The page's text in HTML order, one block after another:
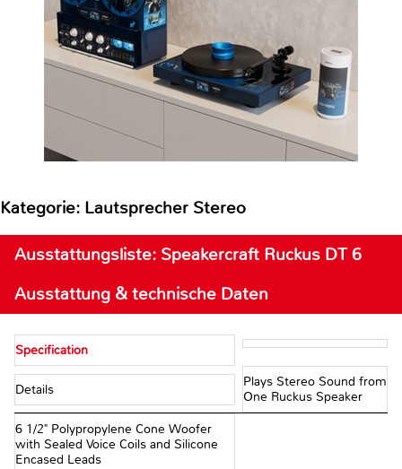
Kategorie: Lautsprecher Stereo
Ausstattungsliste: Speakercraft Ruckus DT 6
Ausstattung & technische Daten
Specification
Details
Plays Stereo Sound from
One Ruckus Speaker
6 1/2" Polypropylene Cone Woofer
with Sealed Voice Coils and Silicone
Encased Leads